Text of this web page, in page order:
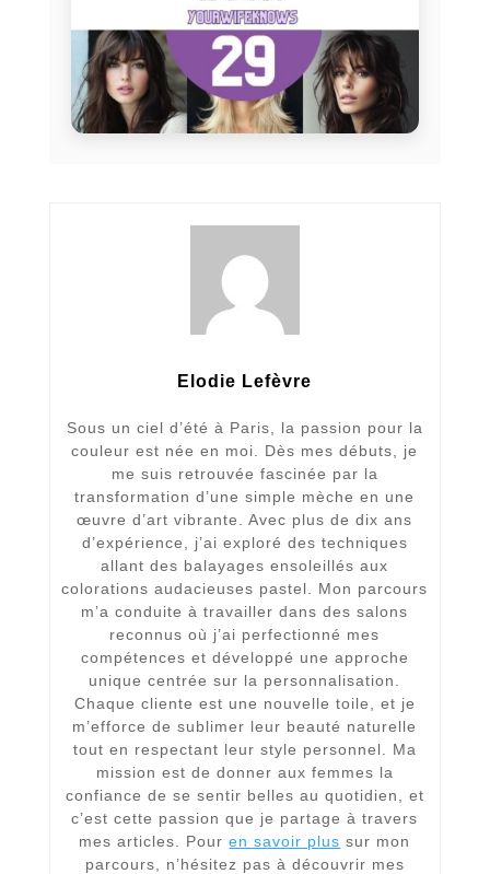
Elodie Lefèvre
Sous un ciel d’été à Paris, la passion pour la
couleur est née en moi. Dès mes débuts, je
me suis retrouvée fascinée par la
transformation d’une simple mèche en une
œuvre d’art vibrante. Avec plus de dix ans
d’expérience, j’ai exploré des techniques
allant des balayages ensoleillés aux
colorations audacieuses pastel. Mon parcours
m’a conduite à travailler dans des salons
reconnus où j’ai perfectionné mes
compétences et développé une approche
unique centrée sur la personnalisation.
Chaque cliente est une nouvelle toile, et je
m’efforce de sublimer leur beauté naturelle
tout en respectant leur style personnel. Ma
mission est de donner aux femmes la
confiance de se sentir belles au quotidien, et
c’est cette passion que je partage à travers
mes articles. Pouren savoir plus sur mon
parcours, n’hésitez pas à découvrir mes